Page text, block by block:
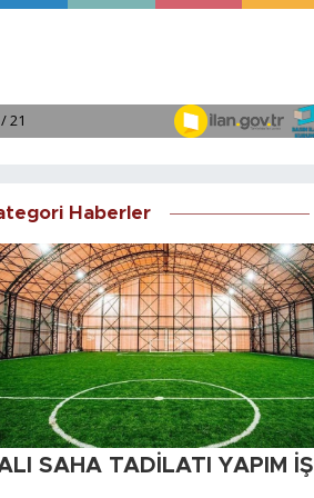
Haberler
SAHA TADİLATI YAPIM İŞİ